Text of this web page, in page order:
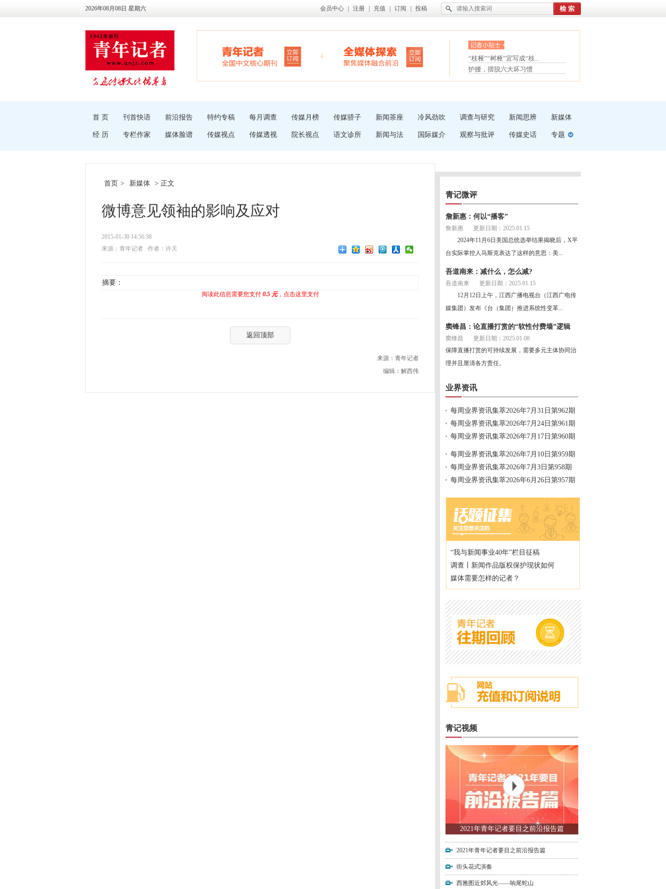
2026年08月08日 星期六 会员中心 注册 充值 订阅 投稿
眼白变红或是结膜下出血
“枝桠”“树桠”宜写成“枝...
夏天缓解疲劳有三招
护腰，摆脱六大坏习惯
首 页 刊首快语 前沿报告 特约专稿 每月调查 传媒月榜 传媒骄子 新闻茶座 冷风劲吹 调查与研究 新闻思辨 新媒体
经 历 专栏作家 媒体脸谱 传媒视点 传媒透视 院长视点 语文诊所 新闻与法 国际媒介 观察与批评 传媒史话 专题
首页 > 新媒体 > 正文
微博意见领袖的影响及应对
2015-01-30 14:56:38
来源：青年记者
作者：许天
摘要：
阅读此信息需要您支付 0.5 元，点击这里支付
返回顶部
来源：青年记者
编辑：解西伟
青记微评
詹新惠：何以“播客”
詹新惠
更新日期：2025.01.15
2024年11月6日美国总统选举结果揭晓后，X平
台实际掌控人马斯克表达了这样的意思：美...
吾道南来：减什么，怎么减?
吾道南来
更新日期：2025.01.15
12月12日上午，江西广播电视台（江西广电传
媒集团）发布《台（集团）推进系统性变革...
窦锋昌：论直播打赏的“软性付费墙”逻辑
窦锋昌
更新日期：2025.01.08
保障直播打赏的可持续发展，需要多元主体协同治
理并且厘清各方责任。
业界资讯
每周业界资讯集萃2026年7月31日第962期
每周业界资讯集萃2026年7月24日第961期
每周业界资讯集萃2026年7月17日第960期
每周业界资讯集萃2026年7月10日第959期
每周业界资讯集萃2026年7月3日第958期
每周业界资讯集萃2026年6月26日第957期
“我与新闻事业40年”栏目征稿
调查丨新闻作品版权保护现状如何
媒体需要怎样的记者？
青记视频
2021年青年记者要目之前沿报告篇
2021年青年记者要目之前沿报告篇
街头花式演奏
西雅图近郊风光——响尾蛇山